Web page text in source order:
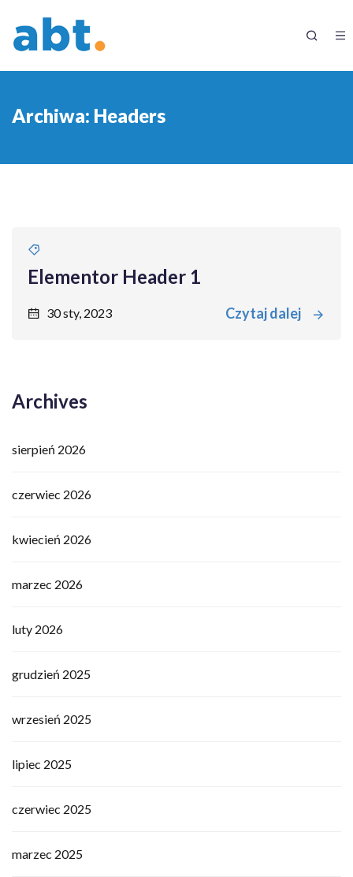
Archiwa: Headers
Elementor Header 1
30 sty, 2023 Czytaj dalej
Archives
sierpień 2026
czerwiec 2026
kwiecień 2026
marzec 2026
luty 2026
grudzień 2025
wrzesień 2025
lipiec 2025
czerwiec 2025
marzec 2025